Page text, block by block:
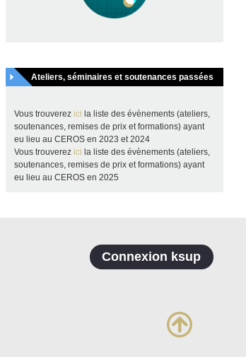
Ateliers, séminaires et soutenances passées
Vous trouverez ici la liste des évènements (ateliers,
soutenances, remises de prix et formations) ayant
eu lieu au CEROS en 2023 et 2024
Vous trouverez ici la liste des évènements (ateliers,
soutenances, remises de prix et formations) ayant
eu lieu au CEROS en 2025
Connexion ksup